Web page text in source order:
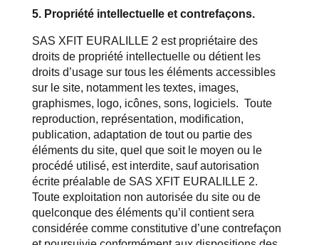
5. Propriété intellectuelle et contrefaçons.
SAS XFIT EURALILLE 2 est propriétaire des
droits de propriété intellectuelle ou détient les
droits d’usage sur tous les éléments accessibles
sur le site, notamment les textes, images,
graphismes, logo, icônes, sons, logiciels. Toute
reproduction, représentation, modification,
publication, adaptation de tout ou partie des
éléments du site, quel que soit le moyen ou le
procédé utilisé, est interdite, sauf autorisation
écrite préalable de SAS XFIT EURALILLE 2.
Toute exploitation non autorisée du site ou de
quelconque des éléments qu’il contient sera
considérée comme constitutive d’une contrefaçon